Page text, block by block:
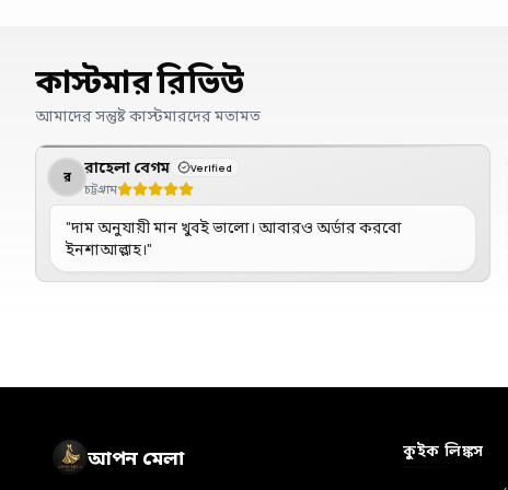
কাস্টমার রিভিউ
আমাদের সন্তুষ্ট কাস্টমারদের মতামত
র রাহেলা বেগম Verified
চট্টগ্রাম
"দাম অনুযায়ী মান খুবই ভালো। আবারও অর্ডার করবো
ইনশাআল্লাহ।"
👗
👜
💎
আপন মেলা কুইক লিঙ্কস